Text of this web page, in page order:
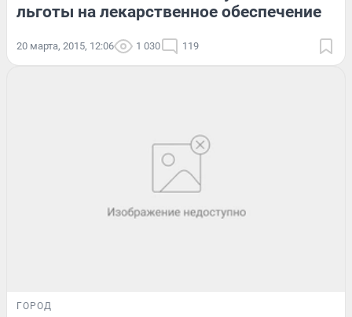
льготы на лекарственное обеспечение
20 марта, 2015, 12:06 1 030 119
ГОРОД